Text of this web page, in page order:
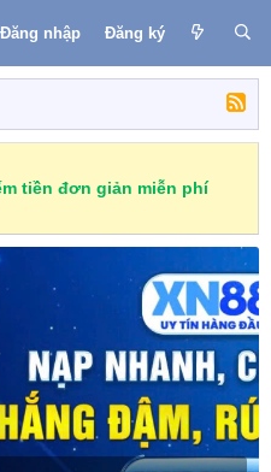
Đăng nhập Đăng ký
tiền đơn giản miễn phí